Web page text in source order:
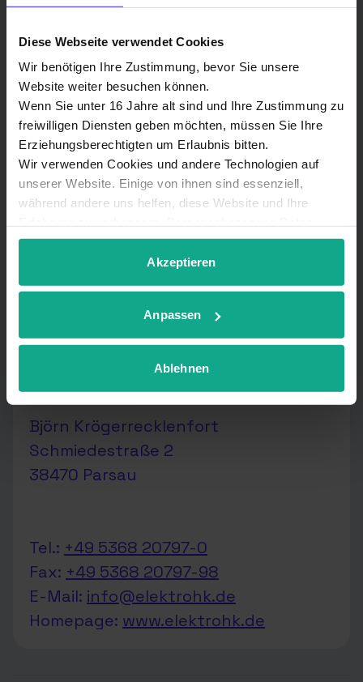
Diese Webseite verwendet Cookies
Wir benötigen Ihre Zustimmung, bevor Sie unsere
Website weiter besuchen können.
Wenn Sie unter 16 Jahre alt sind und Ihre Zustimmung zu
freiwilligen Diensten geben möchten, müssen Sie Ihre
Erziehungsberechtigten um Erlaubnis bitten.
Wir verwenden Cookies und andere Technologien auf
unserer Website. Einige von ihnen sind essenziell,
während andere uns helfen, diese Website und Ihre
können verarbeitet werden (z. B. IP-Adressen), z. B. für
personalisierte Anzeigen und Inhalte oder Anzeigen- und
Inhaltsmessung. Weitere Informationen über die
Datenschutzerklärung. Sie können Ihre
Auswahl jederzeit unter Details widerrufen oder
Akzeptieren
Anpassen
Ablehnen
Senden
Du hast eine Frage? Hier sind unsere
Ansprechpartner in deiner Region:
Elektro Hogreve &
Krögerrecklenfort GmbH
Björn Krögerrecklenfort
Schmiedestraße 2
38470 Parsau
Tel.: +49 5368 20797-0
Fax: +49 5368 20797-98
E-Mail: info@elektrohk.de
Homepage: www.elektrohk.de